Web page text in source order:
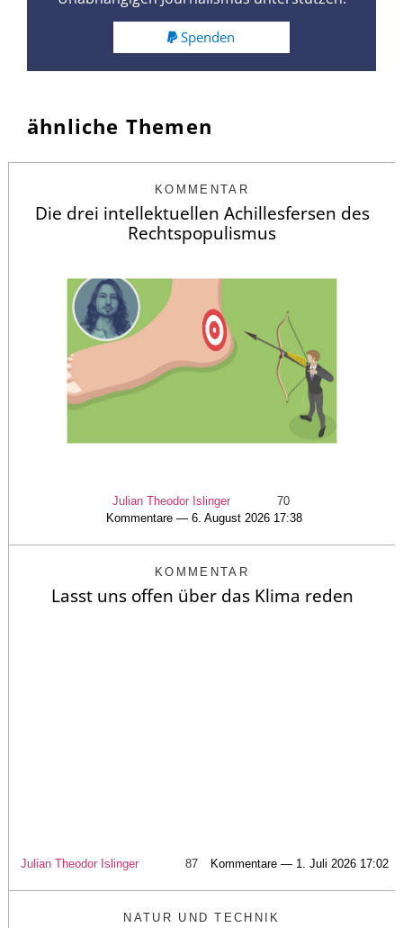
Spenden
ähnliche Themen
KOMMENTAR
Die drei intellektuellen Achillesfersen des
Rechtspopulismus
Julian Theodor Islinger
70
Kommentare — 6. August 2026 17:38
KOMMENTAR
Lasst uns offen über das Klima reden
Julian Theodor Islinger 87 Kommentare — 1. Juli 2026 17:02
NATUR UND TECHNIK